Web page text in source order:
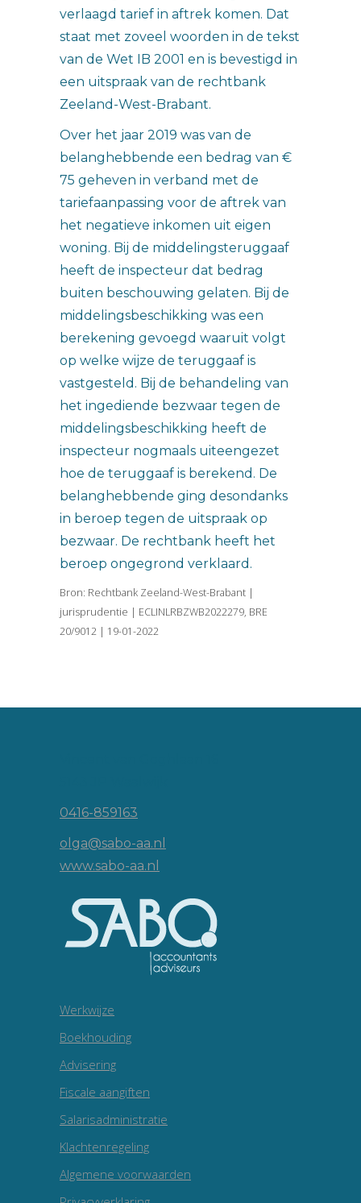
verlaagd tarief in aftrek komen. Dat
staat met zoveel woorden in de tekst
van de Wet IB 2001 en is bevestigd in
een uitspraak van de rechtbank
Zeeland-West-Brabant.
Over het jaar 2019 was van de
belanghebbende een bedrag van €
75 geheven in verband met de
tariefaanpassing voor de aftrek van
het negatieve inkomen uit eigen
woning. Bij de middelingsteruggaaf
heeft de inspecteur dat bedrag
buiten beschouwing gelaten. Bij de
middelingsbeschikking was een
berekening gevoegd waaruit volgt
op welke wijze de teruggaaf is
vastgesteld. Bij de behandeling van
het ingediende bezwaar tegen de
middelingsbeschikking heeft de
inspecteur nogmaals uiteengezet
hoe de teruggaaf is berekend. De
belanghebbende ging desondanks
in beroep tegen de uitspraak op
bezwaar. De rechtbank heeft het
beroep ongegrond verklaard.
Bron: Rechtbank Zeeland-West-Brabant |
jurisprudentie | ECLINLRBZWB2022279, BRE
20/9012 | 19-01-2022
0416-859163
olga@sabo-aa.nl
www.sabo-aa.nl
Werkwijze
Boekhouding
Advisering
Fiscale aangiften
Salarisadministratie
Klachtenregeling
Algemene voorwaarden